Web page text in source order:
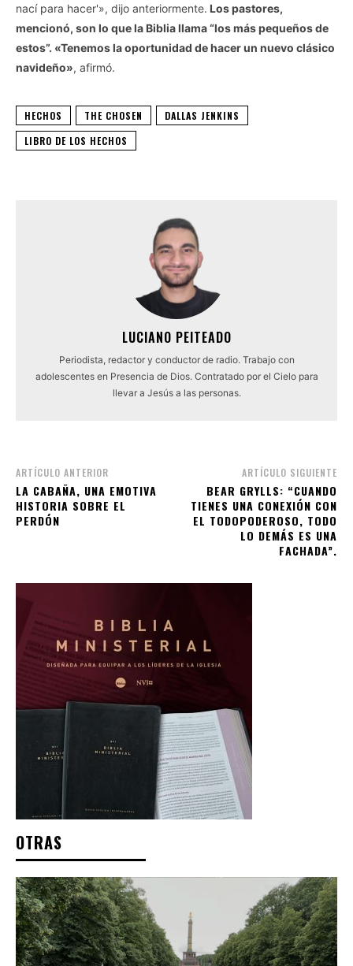
nací para hacer'», dijo anteriormente. Los pastores,
mencionó, son lo que la Biblia llama “los más pequeños de
estos”. «Tenemos la oportunidad de hacer un nuevo clásico
navideño», afirmó.
HECHOS THE CHOSEN
DALLAS JENKINS
LIBRO DE LOS HECHOS
LUCIANO PEITEADO
Periodista, redactor y conductor de radio. Trabajo con
adolescentes en Presencia de Dios. Contratado por el Cielo para
llevar a Jesús a las personas.
ARTÍCULO ANTERIOR
LA CABAÑA, UNA EMOTIVA
HISTORIA SOBRE EL
PERDÓN
ARTÍCULO SIGUIENTE
BEAR GRYLLS: “CUANDO
TIENES UNA CONEXIÓN CON
EL TODOPODEROSO, TODO
LO DEMÁS ES UNA
FACHADA”.
OTRAS